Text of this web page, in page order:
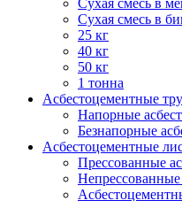
Сухая смесь в
Сухая смесь в
25 кг
40 кг
50 кг
1 тонна
Асбестоцементные
Напорные
Безнапорные
Асбестоцементные
Прессованные